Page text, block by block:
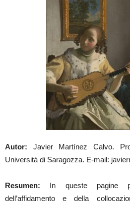
Autor: Javier Martínez Calvo.
Università di Saragozza. E-mail:
Resumen: In queste pagine
dell’affidamento e della